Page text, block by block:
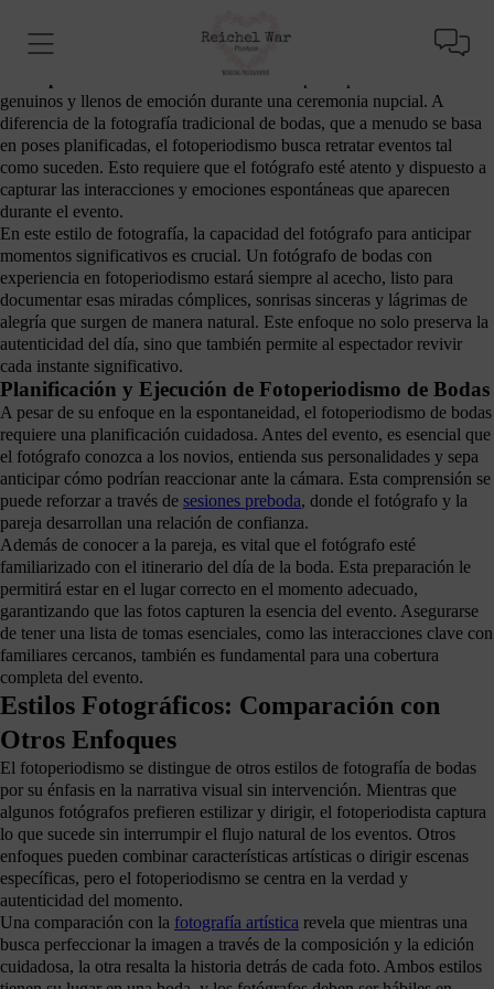
y Definiciones
se caracteriza por capturar momentos
genuinos y llenos de emoción durante una ceremonia nupcial. A
diferencia de la fotografía tradicional de bodas, que a menudo se basa
en poses planificadas, el fotoperiodismo busca retratar eventos tal
como suceden. Esto requiere que el fotógrafo esté atento y dispuesto a
capturar las interacciones y emociones espontáneas que aparecen
durante el evento.
En este estilo de fotografía, la capacidad del fotógrafo para anticipar
momentos significativos es crucial. Un fotógrafo de bodas con
experiencia en fotoperiodismo estará siempre al acecho, listo para
documentar esas miradas cómplices, sonrisas sinceras y lágrimas de
alegría que surgen de manera natural. Este enfoque no solo preserva la
autenticidad del día, sino que también permite al espectador revivir
cada instante significativo.
Planificación y Ejecución de Fotoperiodismo de Bodas
A pesar de su enfoque en la espontaneidad, el fotoperiodismo de bodas
requiere una planificación cuidadosa. Antes del evento, es esencial que
el fotógrafo conozca a los novios, entienda sus personalidades y sepa
anticipar cómo podrían reaccionar ante la cámara. Esta comprensión se
puede reforzar a través de sesiones preboda, donde el fotógrafo y la
pareja desarrollan una relación de confianza.
Además de conocer a la pareja, es vital que el fotógrafo esté
familiarizado con el itinerario del día de la boda. Esta preparación le
permitirá estar en el lugar correcto en el momento adecuado,
garantizando que las fotos capturen la esencia del evento. Asegurarse
de tener una lista de tomas esenciales, como las interacciones clave con
familiares cercanos, también es fundamental para una cobertura
completa del evento.
Estilos Fotográficos: Comparación con
Otros Enfoques
El fotoperiodismo se distingue de otros estilos de fotografía de bodas
por su énfasis en la narrativa visual sin intervención. Mientras que
algunos fotógrafos prefieren estilizar y dirigir, el fotoperiodista captura
lo que sucede sin interrumpir el flujo natural de los eventos. Otros
enfoques pueden combinar características artísticas o dirigir escenas
específicas, pero el fotoperiodismo se centra en la verdad y
autenticidad del momento.
Una comparación con la fotografía artística revela que mientras una
busca perfeccionar la imagen a través de la composición y la edición
cuidadosa, la otra resalta la historia detrás de cada foto. Ambos estilos